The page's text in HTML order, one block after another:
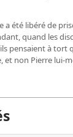
a été libéré de
quand les
pensaient à tort
et non Pierre lui-